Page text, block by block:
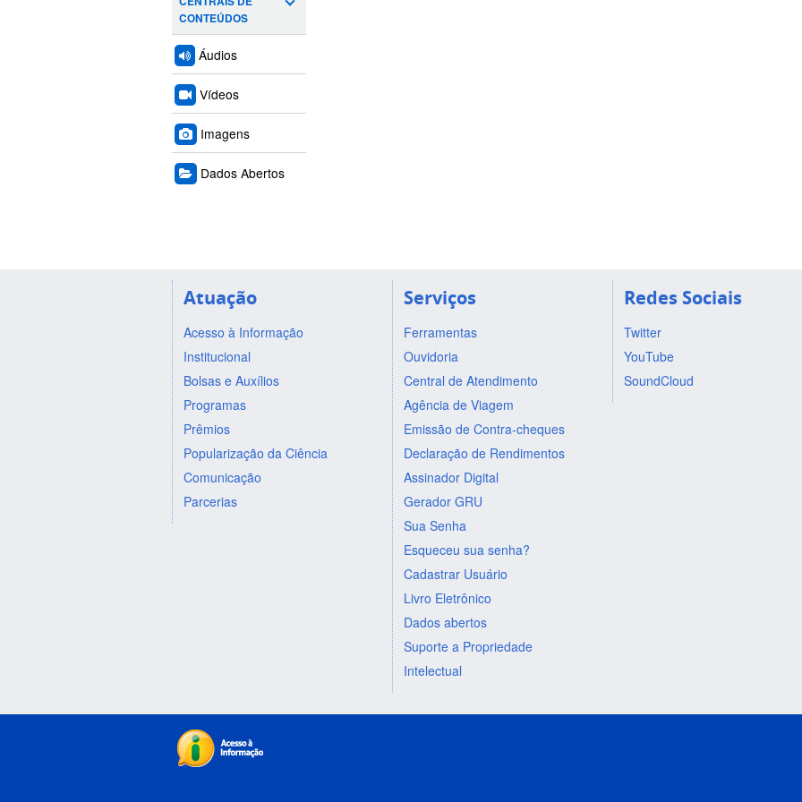
CONTEÚDOS
Áudios
Vídeos
Imagens
Dados Abertos
Atuação
Acesso à Informação
Institucional
Bolsas e Auxílios
Programas
Prêmios
Popularização da Ciência
Comunicação
Parcerias
Serviços
Ferramentas
Ouvidoria
Central de Atendimento
Agência de Viagem
Emissão de Contra-cheques
Declaração de Rendimentos
Assinador Digital
Gerador GRU
Sua Senha
Esqueceu sua senha?
Cadastrar Usuário
Livro Eletrônico
Dados abertos
Suporte a Propriedade
Intelectual
Redes Sociais
Twitter
YouTube
SoundCloud